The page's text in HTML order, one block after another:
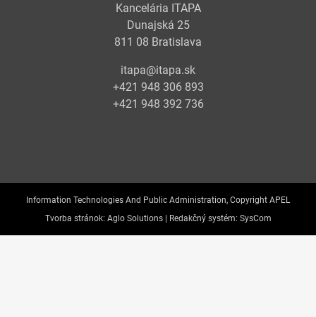
Kancelária ITAPA
Dunajská 25
811 08 Bratislava
itapa@itapa.sk
+421 948 306 893
+421 948 392 736
Information Technologies And Public Administration, Copyright APEL
Tvorba stránok: Aglo Solutions | Redakčný systém: SysCom